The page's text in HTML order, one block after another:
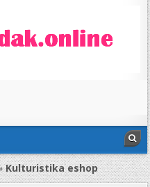
Kulturistika eshop